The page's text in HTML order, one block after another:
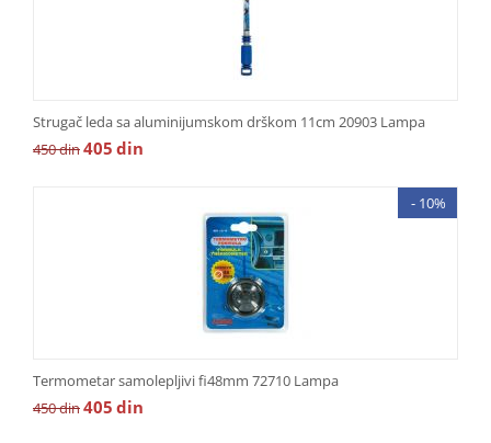
Strugač leda sa aluminijumskom drškom 11cm 20903 Lampa
450din405 din
- 10%
Termometar samolepljivi fi48mm 72710 Lampa
450din405 din